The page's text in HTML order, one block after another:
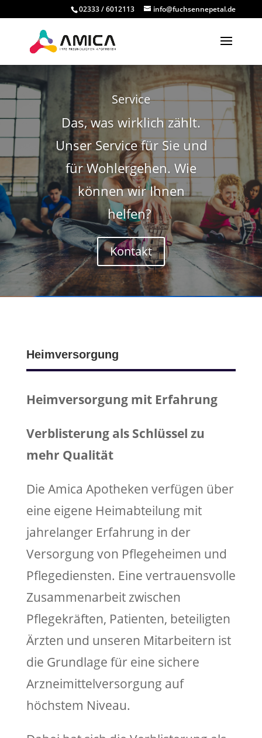
02333 / 6012113 info@fuchsennepetal.de
Service
Das, was wirklich zählt.
Unser Service für Sie und
für Wohlergehen. Wie
können wir Ihnen
helfen?
Kontakt
Heimversorgung
Heimversorgung mit Erfahrung
Verblisterung als Schlüssel zu
mehr Qualität
Die Amica Apotheken verfügen über
eine eigene Heimabteilung mit
jahrelanger Erfahrung in der
Versorgung von Pflegeheimen und
Pflegediensten. Eine vertrauensvolle
Zusammenarbeit zwischen
Pflegekräften, Patienten, beteiligten
Ärzten und unseren Mitarbeitern ist
die Grundlage für eine sichere
Arzneimittelversorgung auf
höchstem Niveau.